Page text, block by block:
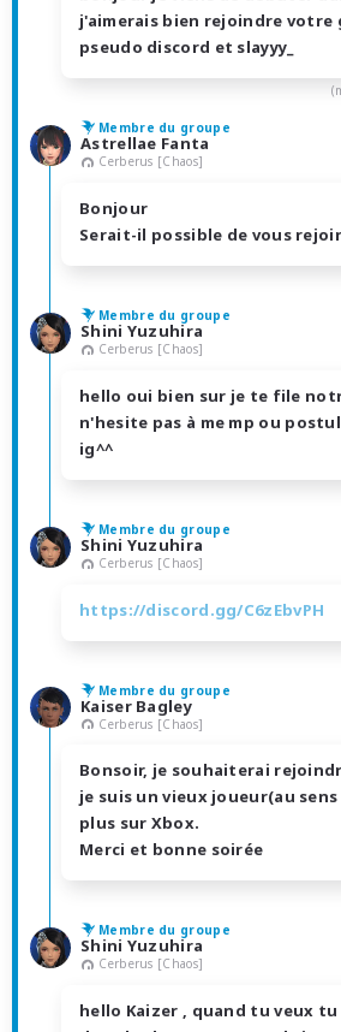
j'aimerais bien rejoindre votre
pseudo discord et slayyy_
Membre du groupe
Astrellae Fanta
Cerberus [Chaos]
Bonjour
Serait-il possible de vous
Membre du groupe
Shini Yuzuhira
Cerberus [Chaos]
hello oui bien sur je te file
n'hesite pas à me mp ou
ig^^
Membre du groupe
Shini Yuzuhira
Cerberus [Chaos]
https://discord.gg/C6zEbvPH
Membre du groupe
Kaiser Bagley
Cerberus [Chaos]
Bonsoir, je souhaiterai
je suis un vieux joueur(au
plus sur Xbox.
Merci et bonne soirée
Membre du groupe
Shini Yuzuhira
Cerberus [Chaos]
hello Kaizer , quand tu veux